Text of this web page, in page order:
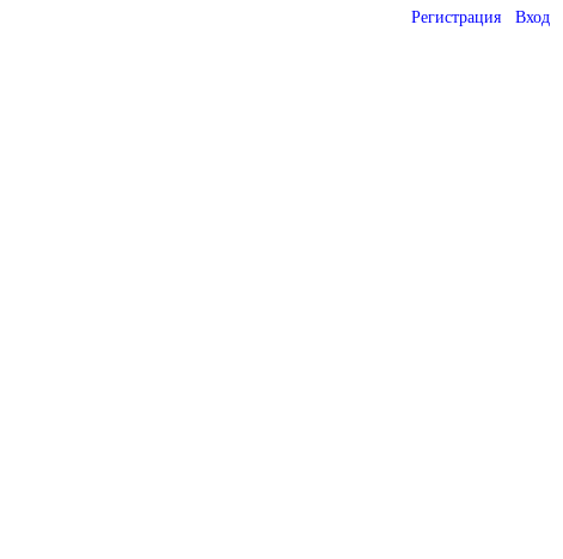
Регистрация Вход